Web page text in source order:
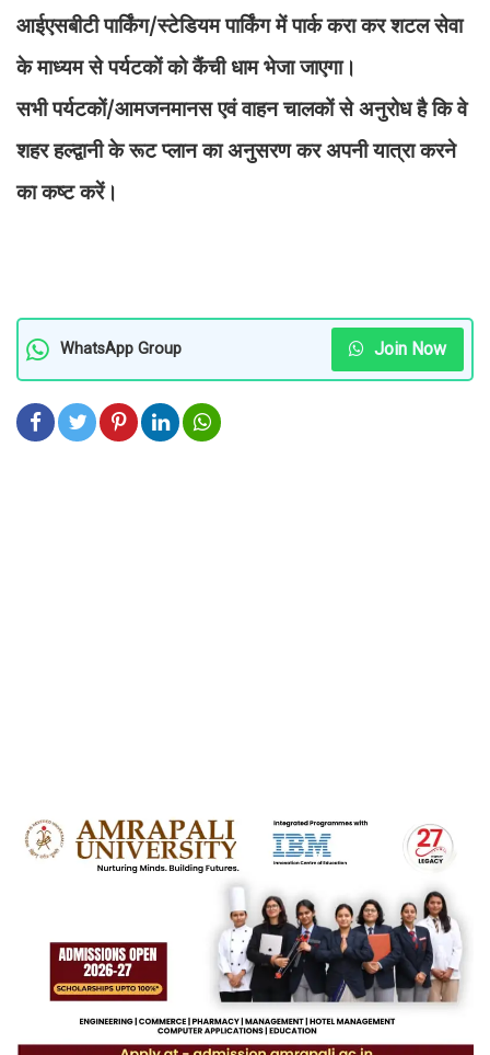
आईएसबीटी पार्किंग/स्टेडियम पार्किंग में पार्क करा कर शटल सेवा
के माध्यम से पर्यटकों को कैंची धाम भेजा जाएगा।
सभी पर्यटकों/आमजनमानस एवं वाहन चालकों से अनुरोध है कि वे
शहर हल्द्वानी के रूट प्लान का अनुसरण कर अपनी यात्रा करने
का कष्ट करें।
WhatsApp Group Join Now